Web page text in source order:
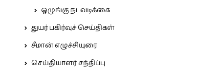
ஒழுங்கு நடவடிக்கை
துயர் பகிர்வுச் செய்திகள்
சீமான் எழுச்சியுரை
செய்தியாளர் சந்திப்பு